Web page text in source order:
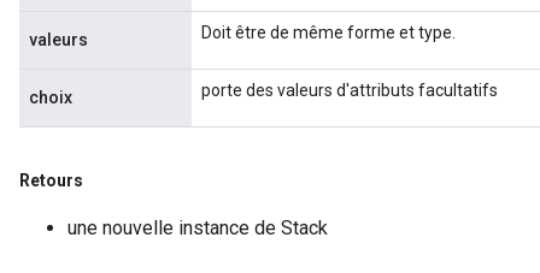
valeurs Doit être de même forme et type.
choix porte des valeurs d'attributs facultatifs
Retours
une nouvelle instance de Stack